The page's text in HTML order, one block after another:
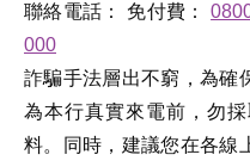
聯絡電話： 免付費：
000
詐騙手法層出不窮，為確
為本行真實來電前，勿
料。同時，建議您在各線